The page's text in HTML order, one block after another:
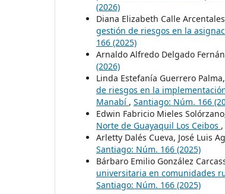
(2026)
Diana Elizabeth Calle
gestión de riesgos en la
166 (2025)
Arnaldo Alfredo Delgado
(2026)
Linda Estefanía Guerrero
de riesgos en la
Manabí , Santiago: Núm. 166
Edwin Fabricio Mieles
Norte de Guayaquil Los Ceibos ,
Arletty Dalés Cueva, José Luis
Santiago: Núm. 166 (2025)
Bárbaro Emilio González
universitaria en comunidades
Santiago: Núm. 166 (2025)